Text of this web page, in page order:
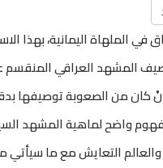
في الملهاة اليمانية، بهذا
المشهد العراقي المنقسم
كان من الصعوبة توصيفها
واضح لماهية المشهد
والعالم التعايش مع ما سيأتي